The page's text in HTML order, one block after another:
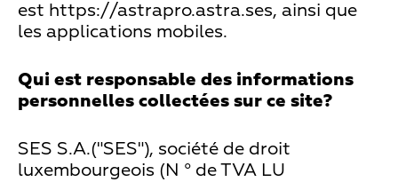
est https://astrapro.astra.ses, ainsi que
les applications mobiles.
Qui est responsable des informations
personnelles collectées sur ce site?
SES S.A.("SES"), société de droit
luxembourgeois (N ° de TVA LU